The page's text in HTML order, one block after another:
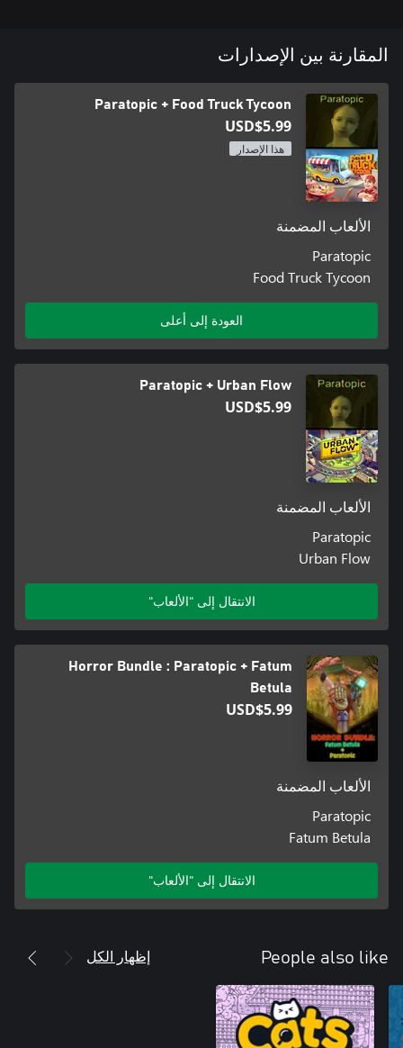
المقارنة بين الإصدارات
Paratopic + Food Truck Tycoon
USD$5.99
هذا الإصدار
الألعاب المضمنة
Paratopic
Food Truck Tycoon
العودة إلى أعلى
Paratopic + Urban Flow
USD$5.99
الألعاب المضمنة
Paratopic
Urban Flow
الانتقال إلى "الألعاب"
Horror Bundle : Paratopic + Fatum
Betula
USD$5.99
الألعاب المضمنة
Paratopic
Fatum Betula
الانتقال إلى "الألعاب"
People also like إظهار الكل